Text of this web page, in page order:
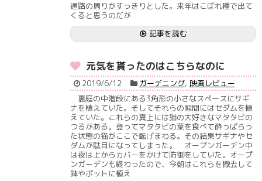
通路の周りがすっきりとした。来年はこぼれ種で出て
くると思うのだが
記事を読む
元気を貰ったのはこちらなのに
2019/6/12 ガーデニング, 映画レビュー
裏庭の中階段にある3角形の小さなスペースにサギ
ナを植えていた。そしてそれらの隙間にはセダムを植
えていた。これらの真上には猫の大好きなマタタビの
つるがある。登ってマタタビの葉を食べて酔っぱらっ
た状態の猫がここで転げまわる。その結果サギナやセ
ダムが駄目になってしまった。 オープンガーデン中
は夜は上からカバーをかけて防御をしていた。オープ
ンガーデンも終わったので、今朝はこれらを撤去して
鉢やポットに植え